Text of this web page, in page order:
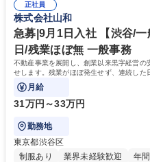
道路施設や道路工事現場の見学ツ
へ配属。※業務内容変更の範囲：会社の定める業務
ープ】総合職（事務）◇残業月平
部門など多岐に渡る業務を経験で
事業の他、新宿駅西口広場内に設
イン」の管理運営を行うなど、事
います。 学歴・資格 学歴：大学院 大学 高専 短大 専修学校 高校 語学力：
資格：
正社員
株式会社山和
急募|9月1日入社 【渋谷/
日/残業ほぼ無 一般事務
不動産事業を展開し、創業以来黒字経営
せします。残業がほぼ発生せず、連続した
い方にお勧めの環境です！
月給
31万円～33万円
勤務地
東京都渋谷区
制服あり
業界未経験歓迎 年